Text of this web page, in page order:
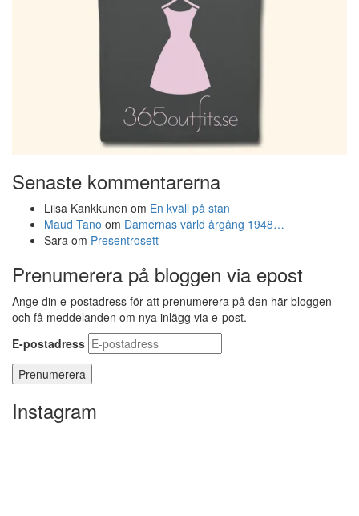
Senaste kommentarerna
Liisa Kankkunen om En kväll på stan
Maud Tano om Damernas värld årgång 1948…
Sara om Presentrosett
Prenumerera på bloggen via epost
Ange din e-postadress för att prenumerera på den här bloggen
och få meddelanden om nya inlägg via e-post.
E-postadress
Instagram